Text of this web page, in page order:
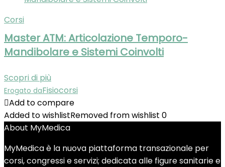
Corsi
Master ATM: Articolazione Temporo-
Mandibolare e Sistemi Coinvolti
Scopri di più
Erogato daFisiocorsi
Add to compare
Added to wishlistRemoved from wishlist 0
About MyMedica
MyMedica è la nuova piattaforma transazionale per
corsi, congressi e servizi; dedicata alle figure sanitarie e